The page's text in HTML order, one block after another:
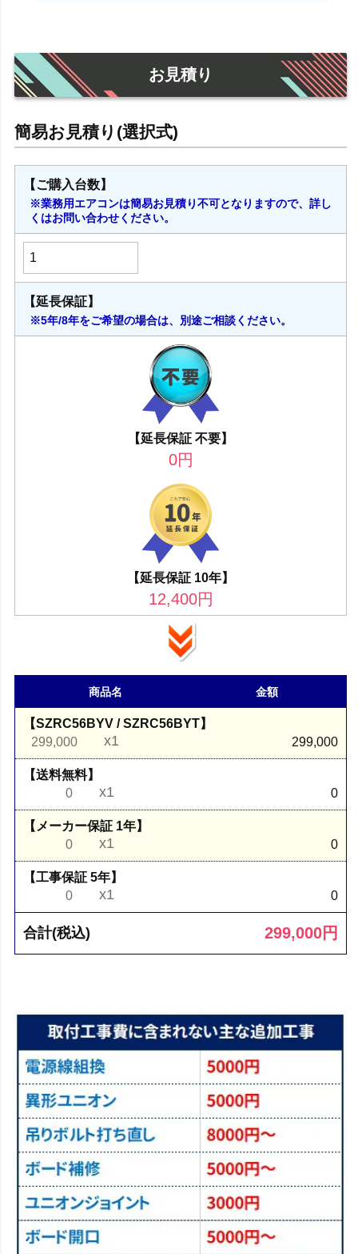
お見積り
【ご購入台数】
※業務用エアコンは簡易お見積り不可となりますので、詳し
くはお問い合わせください。
【延長保証】
※5年/8年をご希望の場合は、別途ご相談ください。
【延長保証 不要】
0円
【延長保証 10年】
12,400円
商品名 金額
【SZRC56BYV / SZRC56BYT】
299,000
x1 299,000
【送料無料】
0
x1 0
【メーカー保証 1年】
0
x1 0
【工事保証 5年】
0
x1 0
合計(税込) 299,000円